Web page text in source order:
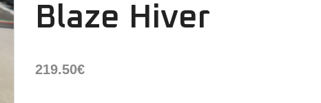
Blaze Hiver
219.50€